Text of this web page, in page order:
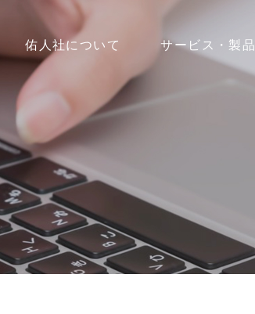
佑人社について サービス・製品